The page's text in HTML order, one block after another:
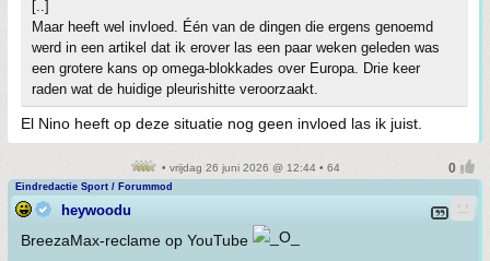
[..]
Maar heeft wel invloed. Één van de dingen die ergens genoemd
werd in een artikel dat ik erover las een paar weken geleden was
een grotere kans op omega-blokkades over Europa. Drie keer
raden wat de huidige pleurishitte veroorzaakt.
El Nino heeft op deze situatie nog geen invloed las ik juist.
• vrijdag 26 juni 2026 @ 12:44 • 64
Eindredactie Sport / Forummod
heywoodu
BreezaMax-reclame op YouTube